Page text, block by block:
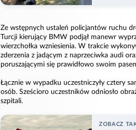
Ze wstępnych ustaleń policjantów ruchu
Turcji kierujący BMW podjął manewr
wierzchołka wzniesienia. W trakcie
zderzenia z jadącym z naprzeciwka audi
poruszającymi się prawidłowo swoim
Łącznie w wypadku uczestniczyły cztery
osób. Sześcioro uczestników odniosło
szpitali.
ZOBACZ